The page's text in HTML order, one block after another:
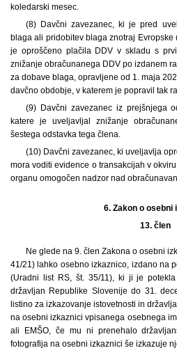
koledarski mesec.
(8) Davčni zavezanec, ki je pred
blaga ali pridobitev blaga znotraj
je oproščeno plačila DDV v skladu s
znižanje obračunanega DDV po izdanem
za dobave blaga, opravljene od 1. maja
davčno obdobje, v katerem je popravil tak
(9) Davčni zavezanec iz prejšnjega
katere je uveljavljal znižanje
šestega odstavka tega člena.
(10) Davčni zavezanec, ki uveljavlja
mora voditi evidence o transakcijah v
organu omogočen nadzor nad
6. Zakon o osebni
13. člen
Ne glede na 9. člen Zakona o osebni
41/21) lahko osebno izkaznico, izdano na
(Uradni list RS, št. 35/11), ki ji je
državljan Republike Slovenije do 31.
listino za izkazovanje istovetnosti in
na osebni izkaznici vpisanega osebnega
ali EMŠO, če mu ni prenehalo
fotografija na osebni izkaznici še izkazuje